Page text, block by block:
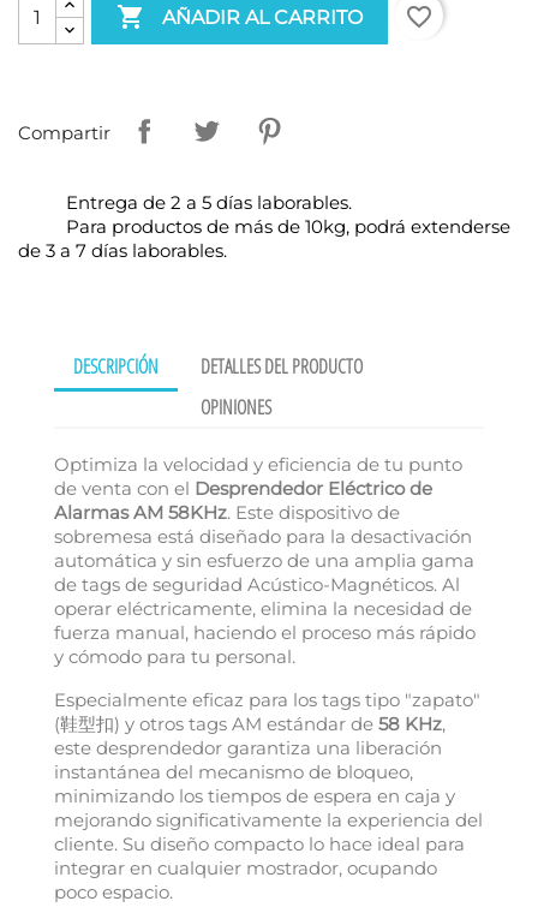
 AÑADIR AL CARRITO favorite_border
Compartir
Entrega de 2 a 5 días laborables.
Para productos de más de 10kg, podrá extenderse
de 3 a 7 días laborables.
DESCRIPCIÓN
DETALLES DEL PRODUCTO
OPINIONES
Optimiza la velocidad y eficiencia de tu punto
de venta con el Desprendedor Eléctrico de
Alarmas AM 58KHz. Este dispositivo de
sobremesa está diseñado para la desactivación
automática y sin esfuerzo de una amplia gama
de tags de seguridad Acústico-Magnéticos. Al
operar eléctricamente, elimina la necesidad de
fuerza manual, haciendo el proceso más rápido
y cómodo para tu personal.
Especialmente eficaz para los tags tipo "zapato"
(鞋型扣) y otros tags AM estándar de 58 KHz,
este desprendedor garantiza una liberación
instantánea del mecanismo de bloqueo,
minimizando los tiempos de espera en caja y
mejorando significativamente la experiencia del
cliente. Su diseño compacto lo hace ideal para
integrar en cualquier mostrador, ocupando
poco espacio.